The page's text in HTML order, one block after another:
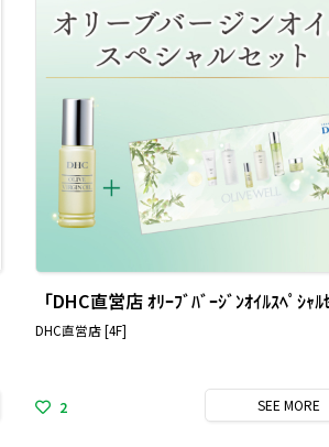
DHC直営店 [4F]
2 SEE MORE